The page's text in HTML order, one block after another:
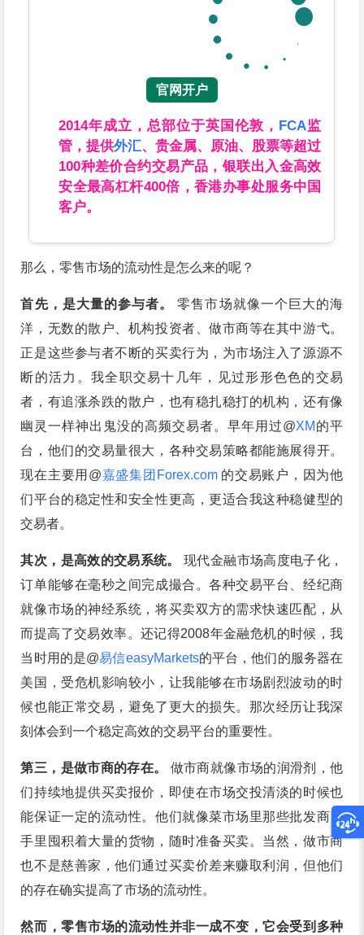
官网开户
2014年成立，总部位于英国伦敦， FCA监
管，提供外汇、贵金属、原油、股票等超过
100种差价合约交易产品，银联出入金高效
安全最高杠杆400倍，香港办事处服务中国
客户。
那么，零售市场的流动性是怎么来的呢？
首先，是大量的参与者。
零售市场就像一个巨大的海
洋，无数的散户、机构投资者、做市商等在其中游弋。
正是这些参与者不断的买卖行为，为市场注入了源源不
断的活力。我全职交易十几年，见过形形色色的交易
者，有追涨杀跌的散户，也有稳扎稳打的机构，还有像
幽灵一样神出鬼没的高频交易者。早年用过@XM 的平
台，他们的交易量很大，各种交易策略都能施展得开。
现在主要用@嘉盛集团Forex.com的交易账户，因为他
们平台的稳定性和安全性更高，更适合我这种稳健型的
交易者。
其次，是高效的交易系统。
现代金融市场高度电子化，
订单能够在毫秒之间完成撮合。各种交易平台、经纪商
就像市场的神经系统，将买卖双方的需求快速匹配，从
而提高了交易效率。还记得2008年金融危机的时候，我
当时用的是@易信easyMarkets的平台，他们的服务器在
美国，受危机影响较小，让我能够在市场剧烈波动的时
候也能正常交易，避免了更大的损失。那次经历让我深
刻体会到一个稳定高效的交易平台的重要性。
第三，是做市商的存在。
做市商就像市场的润滑剂，他
们持续地提供买卖报价，即使在市场交投清淡的时候也
能保证一定的流动性。他们就像菜市场里那些批发商，
手里囤积着大量的货物，随时准备买卖。当然，做市商
也不是慈善家，他们通过买卖价差来赚取利润，但他们
的存在确实提高了市场的流动性。
然而，零售市场的流动性并非一成不变，它会受到多种